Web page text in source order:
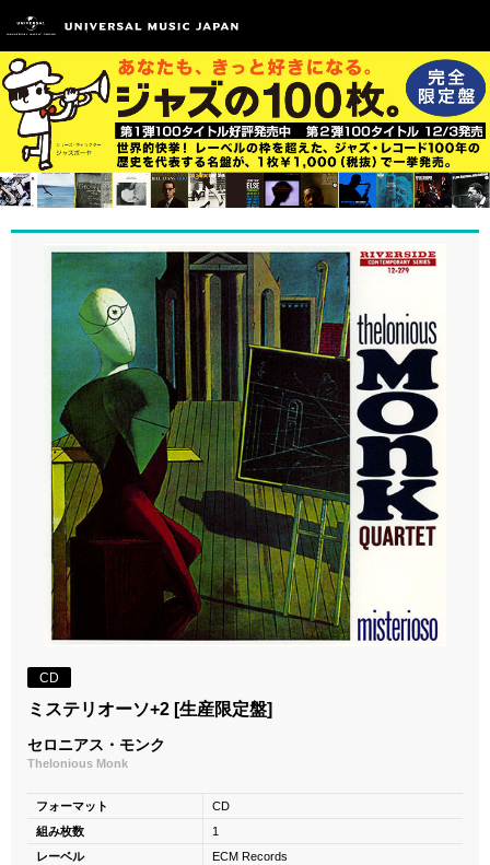
CD
ミステリオーソ+2 [生産限定盤]
セロニアス・モンク
Thelonious Monk
フォーマット
CD
組み枚数
1
レーベル
ECM Records